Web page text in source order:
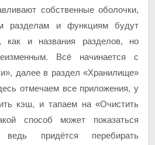
собственные оболочки,
разделам и функциям будут
как и названия разделов, но
Всё начинается с
далее в раздел «Хранилище»
отмечаем все приложения, у
кэш, и тапаем на «Очистить
способ может показаться
придётся перебирать